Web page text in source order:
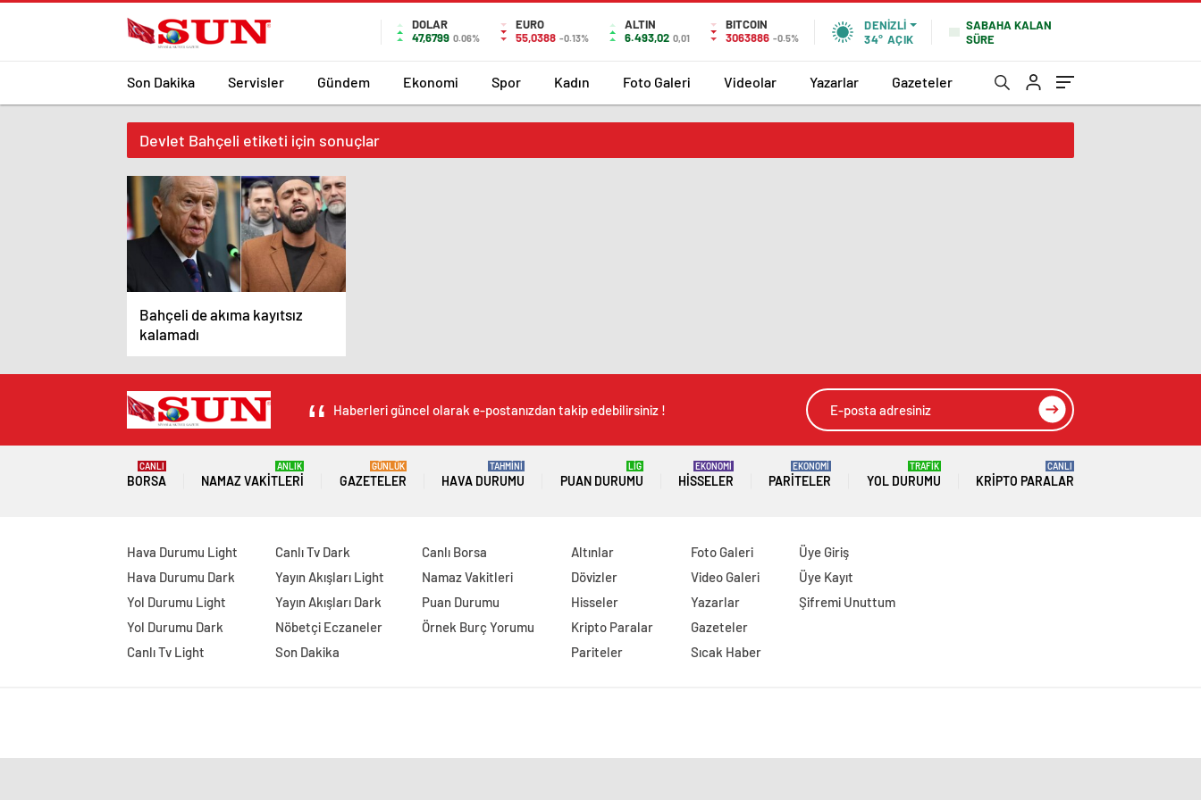
DOLAR
47,6799 0.06%
EURO
55,0388 -0.13%
ALTIN
6.493,02 0,01
BITCOIN
3063886 -0.5%
DENIZLI
34° AÇIK
SABAHA KALAN
SÜRE
Son Dakika Servisler Gündem Ekonomi Spor Kadın Foto Galeri Videolar Yazarlar Gazeteler
Devlet Bahçeli etiketi için sonuçlar
Bahçeli de akıma kayıtsız
kalamadı
Haberleri güncel olarak e-postanızdan takip edebilirsiniz !
BORSA
CANLI
NAMAZ VAKITLERI
ANLIK
GAZETELER
GÜNLÜK
HAVA DURUMU
TAHMİNİ
PUAN DURUMU
LİG
HISSELER
EKONOMİ
PARITELER
EKONOMİ
YOL DURUMU
TRAFİK
KRIPTO PARALAR
CANLI
Hava Durumu Light
Hava Durumu Dark
Yol Durumu Light
Yol Durumu Dark
Canlı Tv Light
Canlı Tv Dark
Yayın Akışları Light
Yayın Akışları Dark
Nöbetçi Eczaneler
Son Dakika
Canlı Borsa
Namaz Vakitleri
Puan Durumu
Örnek Burç Yorumu
Altınlar
Dövizler
Hisseler
Kripto Paralar
Pariteler
Foto Galeri
Video Galeri
Yazarlar
Gazeteler
Sıcak Haber
Üye Giriş
Üye Kayıt
Şifremi Unuttum